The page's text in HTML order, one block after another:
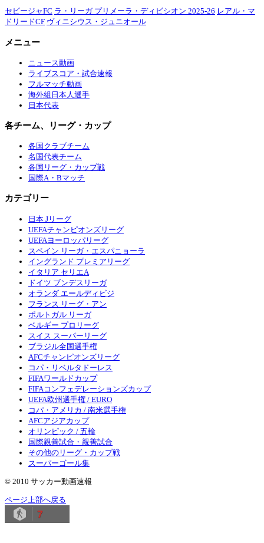
セビージャFC ラ・リーガ プリメーラ・ディビシオン 2025-26 レアル・マ
ドリードCF ヴィニシウス・ジュニオール
メニュー
ニュース動画
ライブスコア・試合速報
フルマッチ動画
海外組日本人選手
日本代表
各チーム、リーグ・カップ
各国クラブチーム
名国代表チーム
各国リーグ・カップ戦
国際A・Bマッチ
カテゴリー
日本 Jリーグ
UEFAチャンピオンズリーグ
UEFAヨーロッパリーグ
スペイン リーガ・エスパニョーラ
イングランド プレミアリーグ
イタリア セリエA
ドイツ ブンデスリーガ
オランダ エールディビジ
フランス リーグ・アン
ポルトガル リーガ
ベルギー プロリーグ
スイス スーパーリーグ
ブラジル全国選手権
AFCチャンピオンズリーグ
コパ・リベルタドーレス
FIFAワールドカップ
FIFAコンフェデレーションズカップ
UEFA欧州選手権 / EURO
コパ・アメリカ / 南米選手権
AFCアジアカップ
オリンピック / 五輪
国際親善試合・親善試合
その他のリーグ・カップ戦
スーパーゴール集
© 2010 サッカー動画速報
ページ上部へ戻る
7